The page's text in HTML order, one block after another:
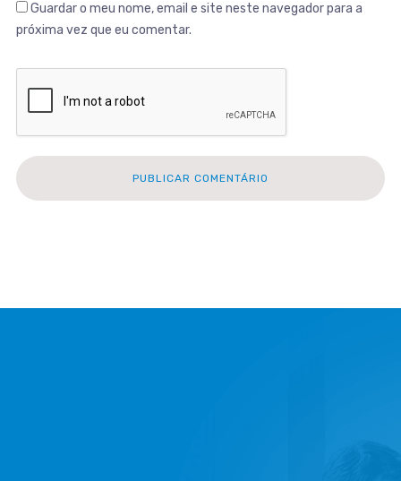
Guardar o meu nome, email e site neste navegador para a
próxima vez que eu comentar.